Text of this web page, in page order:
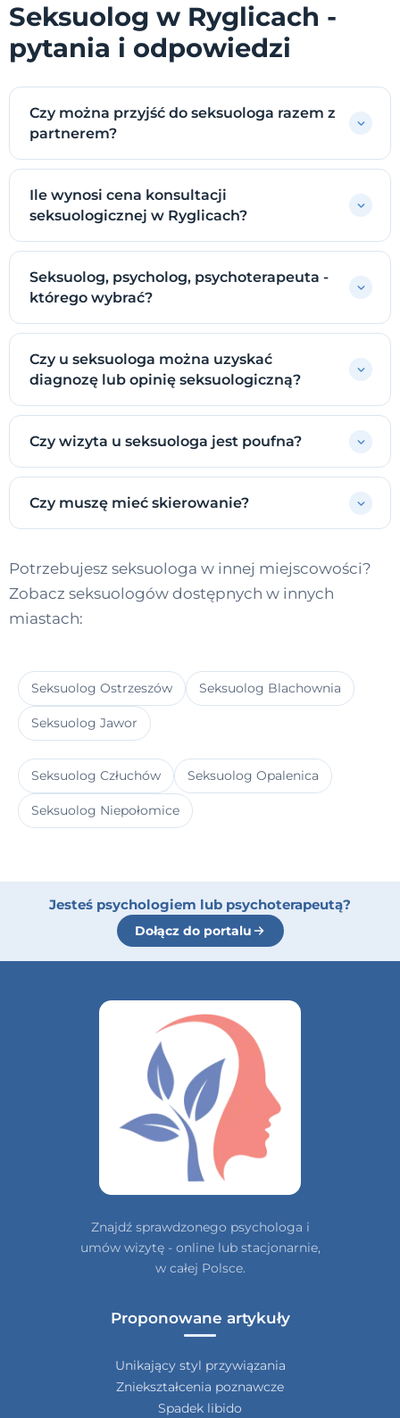
Seksuolog w Ryglicach -
pytania i odpowiedzi
Czy można przyjść do seksuologa razem z
partnerem?
Ile wynosi cena konsultacji
seksuologicznej w Ryglicach?
Seksuolog, psycholog, psychoterapeuta -
którego wybrać?
Czy u seksuologa można uzyskać
diagnozę lub opinię seksuologiczną?
Czy wizyta u seksuologa jest poufna?
Czy muszę mieć skierowanie?
Potrzebujesz seksuologa w innej miejscowości?
Zobacz seksuologów dostępnych w innych
miastach:
Seksuolog Ostrzeszów Seksuolog Blachownia
Seksuolog Jawor
Seksuolog Człuchów Seksuolog Opalenica
Seksuolog Niepołomice
Jesteś psychologiem lub psychoterapeutą?
Dołącz do portalu
Znajdź sprawdzonego psychologa i
umów wizytę - online lub stacjonarnie,
w całej Polsce.
Proponowane artykuły
Unikający styl przywiązania
Zniekształcenia poznawcze
Spadek libido